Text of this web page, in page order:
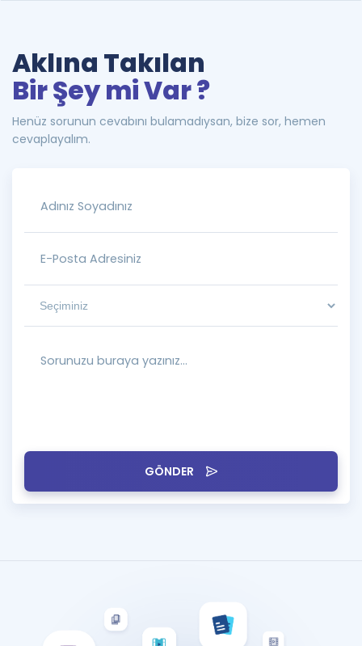
GÖNDER
Aklına Takılan
Bir Şey mi Var ?
Henüz sorunun cevabını bulamadıysan, bize sor, hemen
cevaplayalım.